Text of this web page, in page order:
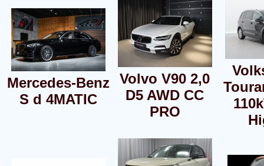
Mercedes-Benz
S d 4MATIC
Volvo V90 2,0
D5 AWD CC
PRO